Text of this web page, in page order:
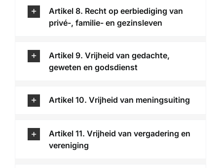
Artikel 8. Recht op eerbiediging van
privé-, familie- en gezinsleven
Artikel 9. Vrijheid van gedachte,
geweten en godsdienst
Artikel 10. Vrijheid van meningsuiting
Artikel 11. Vrijheid van vergadering en
vereniging